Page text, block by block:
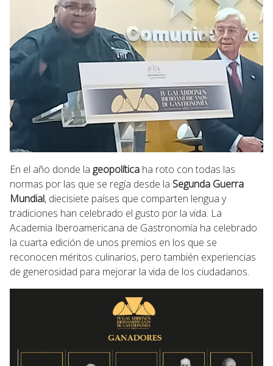
En el año donde la geopolítica ha roto con todas las
normas por las que se regía desde la Segunda Guerra
Mundial, diecisiete países que comparten lengua y
tradiciones han celebrado el gusto por la vida. La
Academia Iberoamericana de Gastronomía ha celebrado
la cuarta edición de unos premios en los que se
reconocen méritos culinarios, pero también experiencias
de generosidad para mejorar la vida de los ciudadanos.